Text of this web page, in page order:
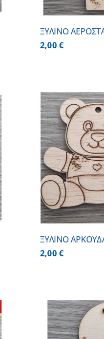
ΞΥΛΙΝΟ
2,00€
ΞΥΛΙΝΟ
2,00€